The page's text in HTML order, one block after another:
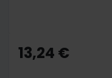
the
beginning
13,24 €